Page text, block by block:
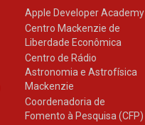
Apple Developer Academy
Centro Mackenzie de
Liberdade Econômica
Centro de Rádio
Astronomia e Astrofísica
Mackenzie
Coordenadoria de
Fomento à Pesquisa (CFP)